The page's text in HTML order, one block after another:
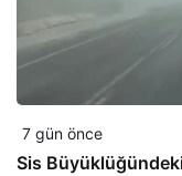
7 gün önce
Sis